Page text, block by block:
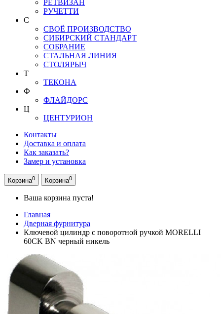
РЕТВИЗАН
РУЧЕТТИ
С
СВОЁ ПРОИЗВОДСТВО
СИБИРСКИЙ СТАНДАРТ
СОБРАНИЕ
СТАЛЬНАЯ ЛИНИЯ
СТОЛЯРЫЧ
Т
ТЕКОНА
Ф
ФЛАЙДОРС
Ц
ЦЕНТУРИОН
Контакты
Доставка и оплата
Как заказать?
Замер и установка
Корзина0 Корзина0
Ваша корзина пуста!
Главная
Дверная фурнитура
Ключевой цилиндр с поворотной ручкой MORELLI
60CK BN черный никель